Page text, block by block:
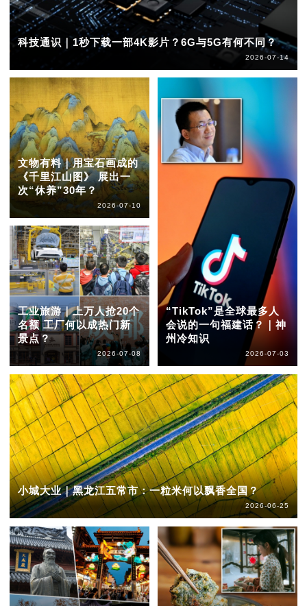
科技通识｜1秒下载一部4K影片？6G与5G有何不同？
2026-07-14
文物有料｜用宝石画成的
《千里江山图》 展出一
次“休养”30年？
2026-07-10
工业旅游｜上万人抢20个
名额 工厂何以成热门新
景点？
2026-07-08
“TikTok”是全球最多人
会说的一句福建话？｜神
州冷知识
2026-07-03
小城大业｜黑龙江五常市：一粒米何以飘香全国？
2026-06-25